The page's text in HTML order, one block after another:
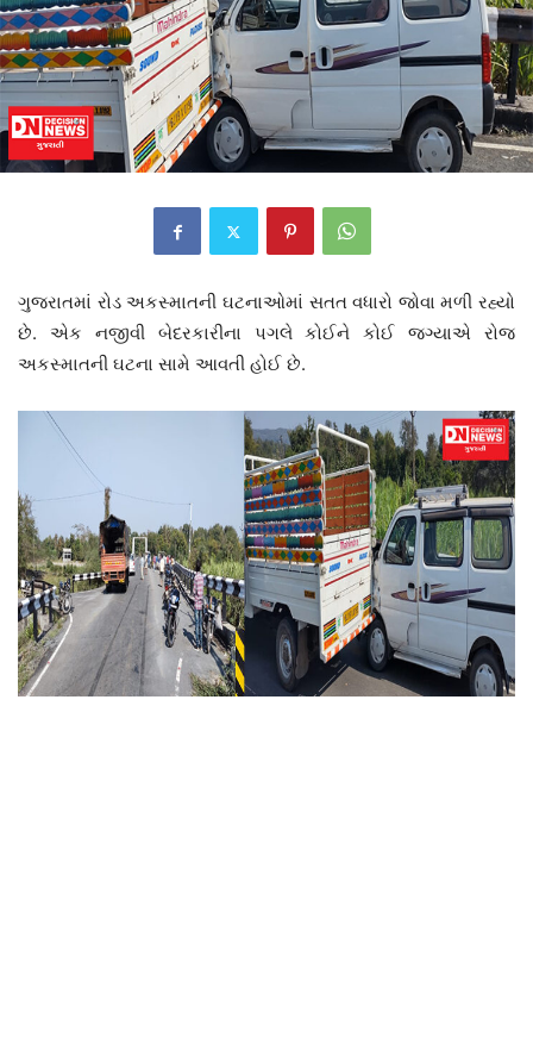
ગુજરાતમાં રોડ અકસ્માતની ઘટનાઓમાં સતત વધારો જોવા મળી રહ્યો
છે. એક નજીવી બેદરકારીના પગલે કોઈને કોઈ જગ્યાએ રોજ
અકસ્માતની ઘટના સામે આવતી હોઈ છે.